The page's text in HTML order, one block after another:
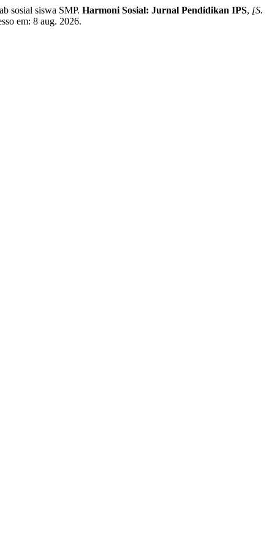
sosial siswa SMP. Harmoni Sosial: Jurnal Pendidikan IPS, [S.
em: 8 aug. 2026.